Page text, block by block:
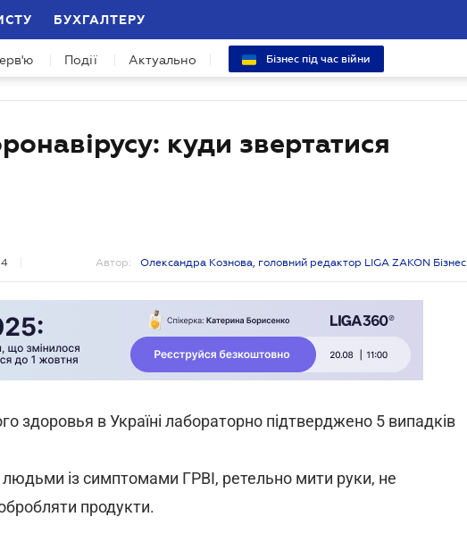
БУХГАЛТЕРУ
Події Актуально Бізнес під час війни
куди звертатися
4 Автор: Олександра Кознова, головний редактор LIGA ZAKON Бізнес
здоровья в Україні лабораторно підтверджено 5 випадків
із симптомами ГРВІ, ретельно мити руки, не
продукти.